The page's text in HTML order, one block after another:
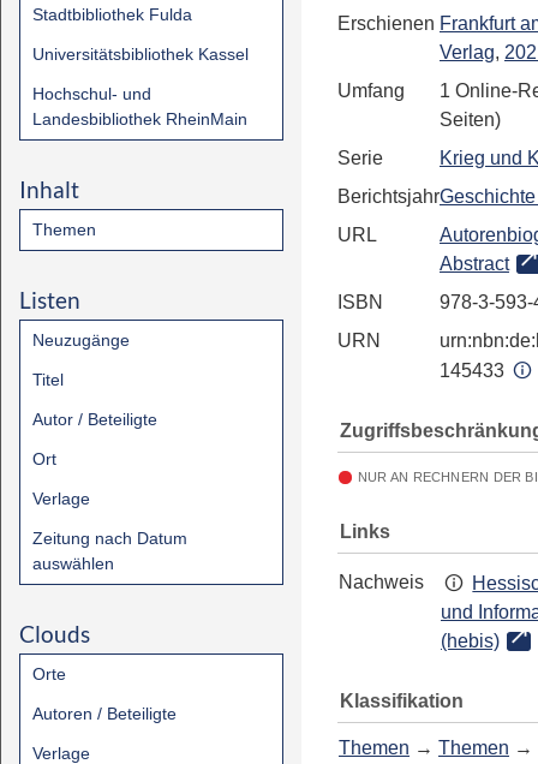
Stadtbibliothek Fulda
Universitätsbibliothek Kassel
Hochschul- und
Landesbibliothek RheinMain
Inhalt
Themen
Listen
Neuzugänge
Titel
Autor / Beteiligte
Ort
Verlage
Zeitung nach Datum
auswählen
Clouds
Orte
Autoren / Beteiligte
Verlage
Erschienen Frankfurt
Verlag,
Umfang
1 Online-
Seiten)
Serie
Krieg und
Berichtsjahr
URL
Abstract
ISBN
978-3-
URN
145433
NUR AN RECHNERN DER
Links
Nachweis
und
(hebis)
Klassifikation
Themen → Themen →